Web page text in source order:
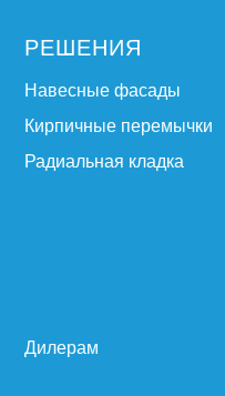
РЕШЕНИЯ
Навесные фасады
Кирпичные перемычки
Радиальная кладка
Дилерам